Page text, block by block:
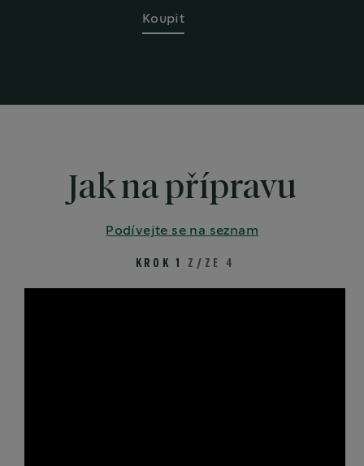
Koupit
Jak na přípravu
Podívejte se na seznam
KROK 1 Z/ZE 4